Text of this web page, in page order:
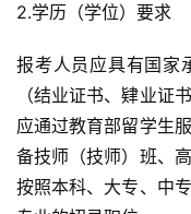
2.学历（学位）要求
报考人员应具有国家
（结业证书、肄业证
应通过教育部留学生
备技师（技师）班、
按照本科、大专、中